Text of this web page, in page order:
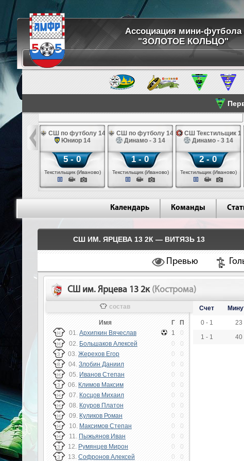
Ассоциация мини-футбола
"ЗОЛОТОЕ КОЛЬЦО"
РППК 14
14
СШ по футболу 14
Юниор 14
5 - 0
Текстильщик (Иваново)
СШ по футболу 14
Динамо - 3 14
1 - 0
Текстильщик (Иваново)
СШ Текстильщик 14
Динамо - 3 14
2 - 0
Текстильщик (Иваново)
Календарь Команды
СШ ИМ. ЯРЦЕВА 13 2К — ВИТЯЗЬ 13
Превью
СШ им. Ярцева 13 2к (Кострома)
состав
Имя Г П
Н 01. Архипкин Вячеслав 1 0
Н 02. Большаков Алексей 0 0
З 03. Жерехов Егор 0 0
В 04. Злобин Даниил 0 0
Н 05. Иванов Степан 0 0
З 06. Климов Максим 0 0
Н 07. Косцов Михаил 0 0
Н 08. Коуров Платон 0 0
Н 09. Куликов Роман 0 0
Н 10. Максимов Степан 0 0
Н 11. Пыжьянов Иван 0 0
З 12. Румянцев Мирон 0 0
З 13. Софронов Алексей 0 0
Счет
0 - 1
23
1 - 1
40